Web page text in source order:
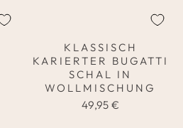
KLASSISCH
KARIERTER BUGATTI
SCHAL IN
WOLLMISCHUNG
49,95 €